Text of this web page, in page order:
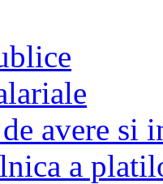
avere si
a